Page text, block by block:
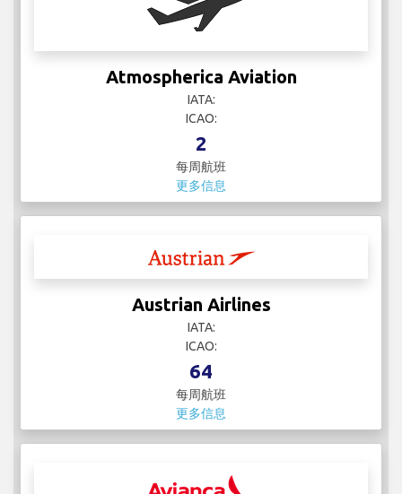
Atmospherica Aviation
IATA:
ICAO:
2
每周航班
更多信息
Austrian Airlines
IATA:
ICAO:
64
每周航班
更多信息